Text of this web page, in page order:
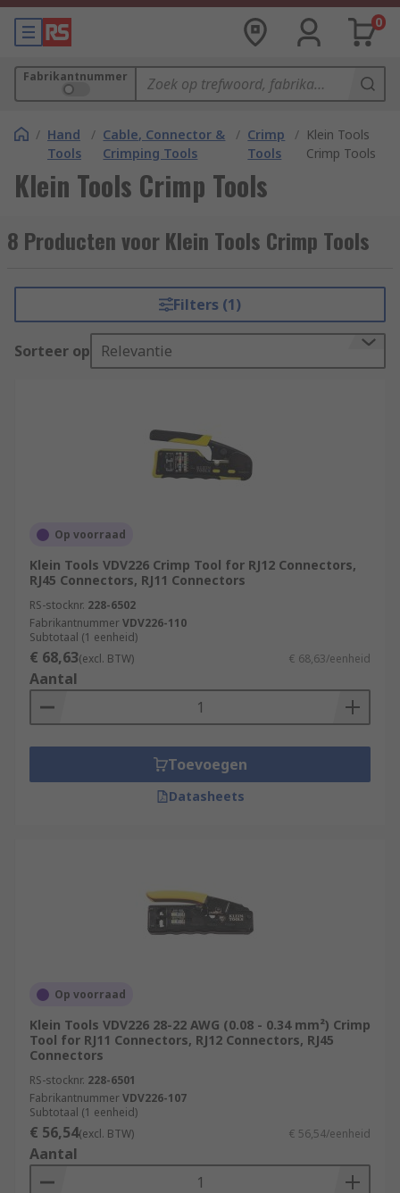
0
Fabrikantnummer
/ Hand
Tools
/ Cable, Connector &
Crimping Tools
/ Crimp
Tools
/ Klein Tools
Crimp Tools
Klein Tools Crimp Tools
8 Producten voor Klein Tools Crimp Tools
Filters (1)
Sorteer op Relevantie
Op voorraad
Klein Tools VDV226 Crimp Tool for RJ12 Connectors,
RJ45 Connectors, RJ11 Connectors
RS-stocknr. 228-6502
FabrikantnummerVDV226-110
Subtotaal (1 eenheid)
€ 68,63(excl. BTW) € 68,63/eenheid
Aantal
Toevoegen
Datasheets
Op voorraad
Klein Tools VDV226 28-22 AWG (0.08 - 0.34 mm²) Crimp
Tool for RJ11 Connectors, RJ12 Connectors, RJ45
Connectors
RS-stocknr. 228-6501
FabrikantnummerVDV226-107
Subtotaal (1 eenheid)
€ 56,54(excl. BTW) € 56,54/eenheid
Aantal